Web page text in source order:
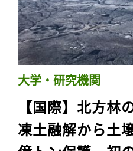
大学・研究機関
【国際】北方林
凍土融解から土